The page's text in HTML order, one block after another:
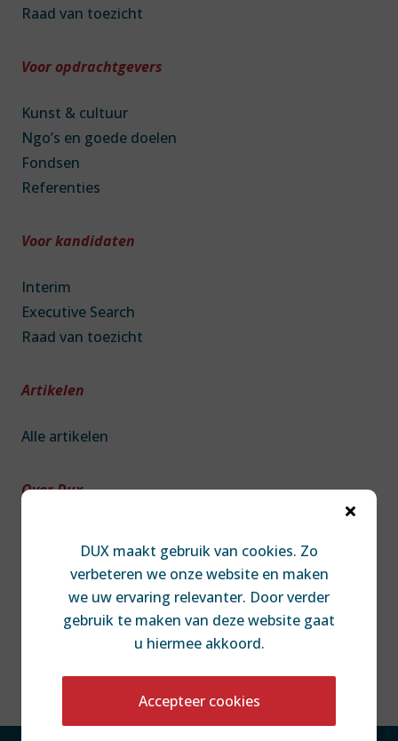
Raad van toezicht
Voor opdrachtgevers
Kunst & cultuur
Ngo’s en goede doelen
Fondsen
Referenties
Voor kandidaten
Interim
Executive Search
Raad van toezicht
Artikelen
Alle artikelen
Over Dux
Contact
Diversiteit & Inclusie
Disclaimer

DUX maakt gebruik van cookies. Zo
verbeteren we onze website en maken
we uw ervaring relevanter. Door verder
gebruik te maken van deze website gaat
u hiermee akkoord.
Accepteer cookies